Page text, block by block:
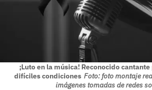
¡Luto en la música! Reconocido
difíciles condiciones Foto: foto montaje
imágenes tomadas de redes